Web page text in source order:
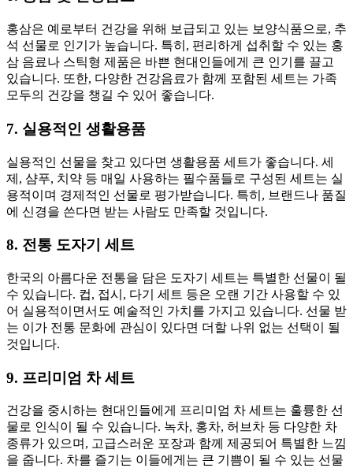
홍삼은 예로부터 건강을 위해 보급되고 있는 보양식품으로, 추
석 선물로 인기가 높습니다. 특히, 편리하게 섭취할 수 있는 홍
삼 음료나 스틱형 제품은 바쁜 현대인들에게 큰 인기를 끌고
있습니다. 또한, 다양한 건강음료가 함께 포함된 세트는 가족
모두의 건강을 챙길 수 있어 좋습니다.
7. 실용적인 생활용품
실용적인 선물을 찾고 있다면 생활용품 세트가 좋습니다. 세
제, 샴푸, 치약 등 매일 사용하는 필수품들로 구성된 세트는 실
용적이며 경제적인 선물로 평가받습니다. 특히, 브랜드나 품질
에 신경을 쓴다면 받는 사람도 만족할 것입니다.
8. 전통 도자기 세트
한국의 아름다운 전통을 담은 도자기 세트는 특별한 선물이 될
수 있습니다. 컵, 접시, 다기 세트 등은 오랜 기간 사용할 수 있
어 실용적이면서도 예술적인 가치를 가지고 있습니다. 선물 받
는 이가 전통 문화에 관심이 있다면 더할 나위 없는 선택이 될
것입니다.
9. 프리미엄 차 세트
건강을 중시하는 현대인들에게 프리미엄 차 세트는 훌륭한 선
물로 인식이 될 수 있습니다. 녹차, 홍차, 허브차 등 다양한 차
종류가 있으며, 고급스러운 포장과 함께 제공되어 특별한 느낌
을 줍니다. 차를 즐기는 이들에게는 큰 기쁨이 될 수 있는 선물